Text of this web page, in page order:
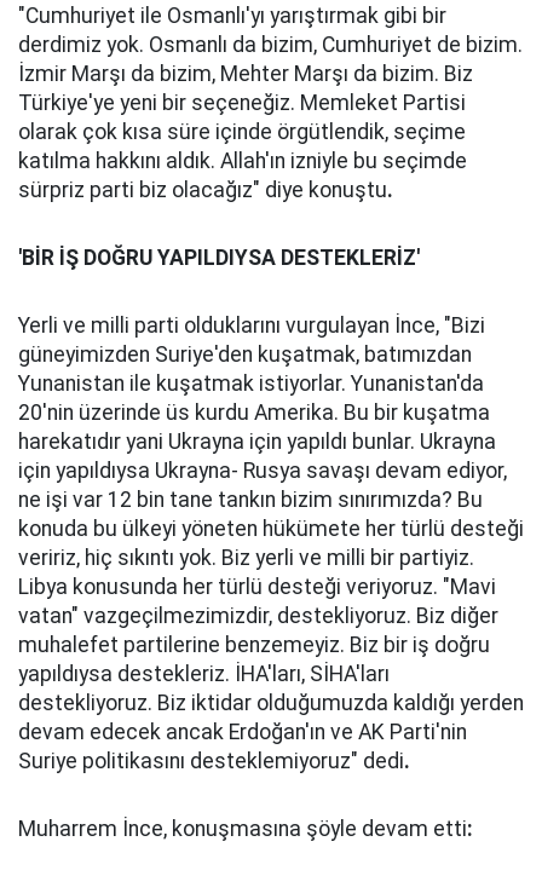
"Cumhuriyet ile Osmanlı'yı yarıştırmak gibi bir
derdimiz yok. Osmanlı da bizim, Cumhuriyet de bizim.
İzmir Marşı da bizim, Mehter Marşı da bizim. Biz
Türkiye'ye yeni bir seçeneğiz. Memleket Partisi
olarak çok kısa süre içinde örgütlendik, seçime
katılma hakkını aldık. Allah'ın izniyle bu seçimde
sürpriz parti biz olacağız" diye konuştu.
'BİR İŞ DOĞRU YAPILDIYSA DESTEKLERİZ'
Yerli ve milli parti olduklarını vurgulayan İnce, "Bizi
güneyimizden Suriye'den kuşatmak, batımızdan
Yunanistan ile kuşatmak istiyorlar. Yunanistan'da
20'nin üzerinde üs kurdu Amerika. Bu bir kuşatma
harekatıdır yani Ukrayna için yapıldı bunlar. Ukrayna
için yapıldıysa Ukrayna- Rusya savaşı devam ediyor,
ne işi var 12 bin tane tankın bizim sınırımızda? Bu
konuda bu ülkeyi yöneten hükümete her türlü desteği
veririz, hiç sıkıntı yok. Biz yerli ve milli bir partiyiz.
Libya konusunda her türlü desteği veriyoruz. "Mavi
vatan" vazgeçilmezimizdir, destekliyoruz. Biz diğer
muhalefet partilerine benzemeyiz. Biz bir iş doğru
yapıldıysa destekleriz. İHA'ları, SİHA'ları
destekliyoruz. Biz iktidar olduğumuzda kaldığı yerden
devam edecek ancak Erdoğan'ın ve AK Parti'nin
Suriye politikasını desteklemiyoruz" dedi.
Muharrem İnce, konuşmasına şöyle devam etti: